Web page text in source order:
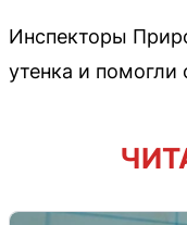
Инспекторы
утенка и помогли